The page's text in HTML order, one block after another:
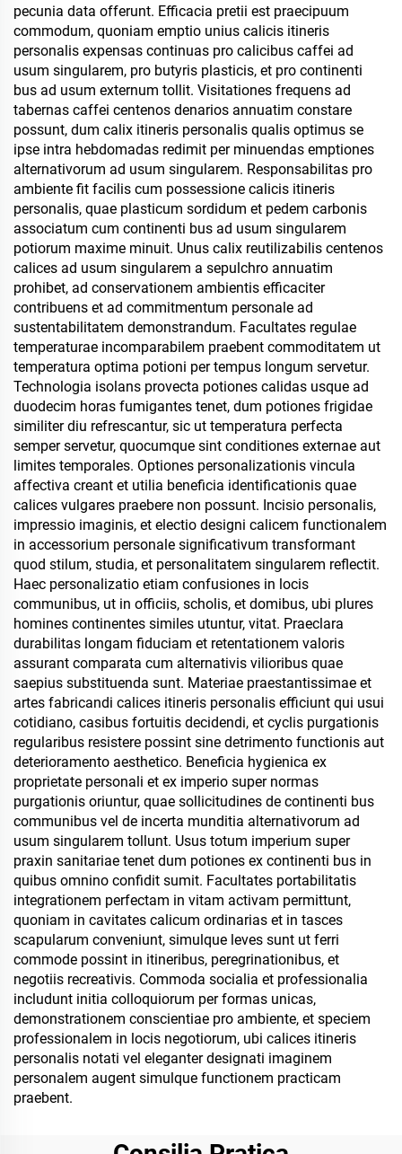
pecunia data offerunt. Efficacia pretii est praecipuum
commodum, quoniam emptio unius calicis itineris
personalis expensas continuas pro calicibus caffei ad
usum singularem, pro butyris plasticis, et pro continenti
bus ad usum externum tollit. Visitationes frequens ad
tabernas caffei centenos denarios annuatim constare
possunt, dum calix itineris personalis qualis optimus se
ipse intra hebdomadas redimit per minuendas emptiones
alternativorum ad usum singularem. Responsabilitas pro
ambiente fit facilis cum possessione calicis itineris
personalis, quae plasticum sordidum et pedem carbonis
associatum cum continenti bus ad usum singularem
potiorum maxime minuit. Unus calix reutilizabilis centenos
calices ad usum singularem a sepulchro annuatim
prohibet, ad conservationem ambientis efficaciter
contribuens et ad commitmentum personale ad
sustentabilitatem demonstrandum. Facultates regulae
temperaturae incomparabilem praebent commoditatem ut
temperatura optima potioni per tempus longum servetur.
Technologia isolans provecta potiones calidas usque ad
duodecim horas fumigantes tenet, dum potiones frigidae
similiter diu refrescantur, sic ut temperatura perfecta
semper servetur, quocumque sint conditiones externae aut
limites temporales. Optiones personalizationis vincula
affectiva creant et utilia beneficia identificationis quae
calices vulgares praebere non possunt. Incisio personalis,
impressio imaginis, et electio designi calicem functionalem
in accessorium personale significativum transformant
quod stilum, studia, et personalitatem singularem reflectit.
Haec personalizatio etiam confusiones in locis
communibus, ut in officiis, scholis, et domibus, ubi plures
homines continentes similes utuntur, vitat. Praeclara
durabilitas longam fiduciam et retentationem valoris
assurant comparata cum alternativis vilioribus quae
saepius substituenda sunt. Materiae praestantissimae et
artes fabricandi calices itineris personalis efficiunt qui usui
cotidiano, casibus fortuitis decidendi, et cyclis purgationis
regularibus resistere possint sine detrimento functionis aut
deterioramento aesthetico. Beneficia hygienica ex
proprietate personali et ex imperio super normas
purgationis oriuntur, quae sollicitudines de continenti bus
communibus vel de incerta munditia alternativorum ad
usum singularem tollunt. Usus totum imperium super
praxin sanitariae tenet dum potiones ex continenti bus in
quibus omnino confidit sumit. Facultates portabilitatis
integrationem perfectam in vitam activam permittunt,
quoniam in cavitates calicum ordinarias et in tasces
scapularum conveniunt, simulque leves sunt ut ferri
commode possint in itineribus, peregrinationibus, et
negotiis recreativis. Commoda socialia et professionalia
includunt initia colloquiorum per formas unicas,
demonstrationem conscientiae pro ambiente, et speciem
professionalem in locis negotiorum, ubi calices itineris
personalis notati vel eleganter designati imaginem
personalem augent simulque functionem practicam
praebent.